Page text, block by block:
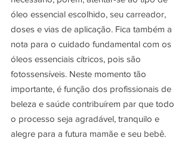
óleo essencial escolhido, seu carreador,
doses e vias de aplicação. Fica também a
nota para o cuidado fundamental com os
óleos essenciais cítricos, pois são
fotossensíveis. Neste momento tão
importante, é função dos profissionais de
beleza e saúde contribuírem par que todo
o processo seja agradável, tranquilo e
alegre para a futura mamãe e seu bebê.